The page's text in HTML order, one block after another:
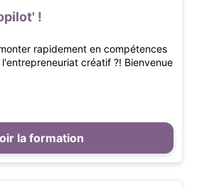
!
rapidement en compétences
créatif ?! Bienvenue
la formation